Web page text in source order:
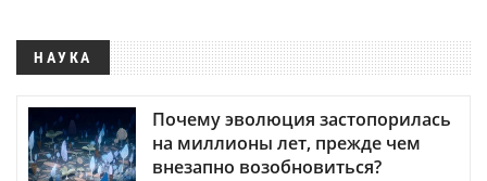
НАУКА
Почему эволюция застопорилась
на миллионы лет, прежде чем
внезапно возобновиться?